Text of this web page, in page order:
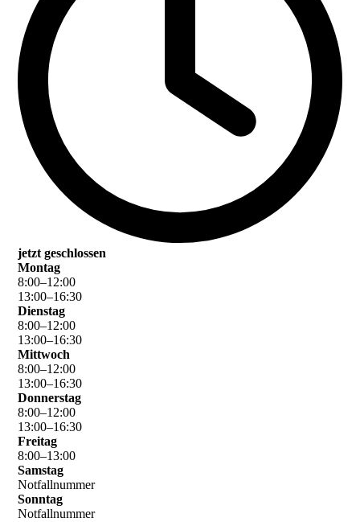
jetzt geschlossen
Montag
8:00–12:00
13:00–16:30
Dienstag
8:00–12:00
13:00–16:30
Mittwoch
8:00–12:00
13:00–16:30
Donnerstag
8:00–12:00
13:00–16:30
Freitag
8:00–13:00
Samstag
Notfallnummer
Sonntag
Notfallnummer